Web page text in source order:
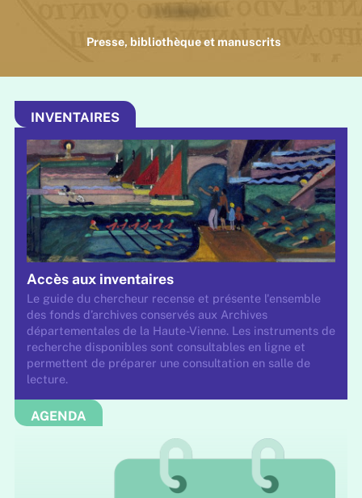
Presse, bibliothèque et manuscrits
Accès aux inventaires
Le guide du chercheur recense et présente l'ensemble
des fonds d’archives conservés aux Archives
départementales de la Haute-Vienne. Les instruments de
recherche disponibles sont consultables en ligne et
permettent de préparer une consultation en salle de
lecture.